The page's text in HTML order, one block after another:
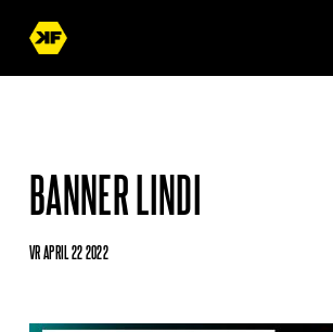
BANNER LINDI
VR APRIL 22 2022